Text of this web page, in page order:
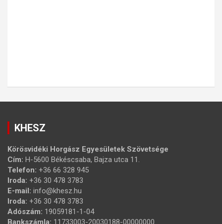
KHESZ
Körösvidéki Horgász Egyesületek Szövetsége
Cím: H-5600 Békéscsaba, Bajza utca 11.
Telefon: +36 66 328 945
Iroda: +36 30 478 3783
E-mail: info@khesz.hu
Iroda: +36 30 478 3783
Adószám: 19059181-1-04
Bankszámla: 11733003-20030188-00000000